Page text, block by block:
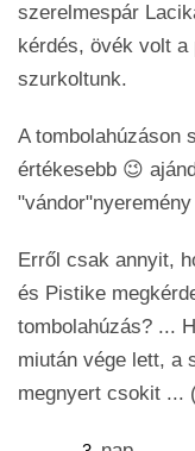
szerelmespár
kérdés, övék volt
szurkoltunk.
A tombolahúzáson
értékesebb 😉
Erről csak annyit,
és Pistike
tombolahúzás? ...
miután vége lett, a
megnyert csokit ...